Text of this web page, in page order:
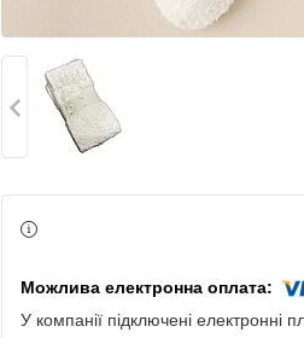
У компанії підключені електронні